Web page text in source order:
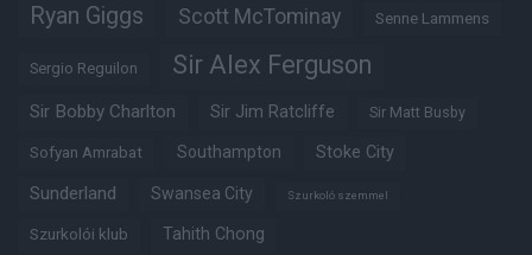
Ryan Giggs Scott McTominay Senne Lammens
Sergio Reguilon Sir Alex Ferguson
Sir Bobby Charlton Sir Jim Ratcliffe Sir Matt Busby
Sofyan Amrabat Southampton Stoke City
Sunderland Swansea City Szurkoló szemmel
Szurkolói klub Tahith Chong